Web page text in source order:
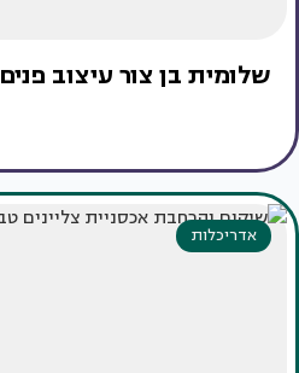
שלומית בן צור עיצוב פנים
אדריכלות